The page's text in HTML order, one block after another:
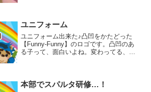
目に走り出したフ...
ユニフォーム
ユニフォーム出来た♪凸凹をかたどった
【Funny-Funny】のロゴです。凸凹のあ
る子って、面白いよね。変わってる、っ
君は尊いんだ...
本部でスパルタ研修…！